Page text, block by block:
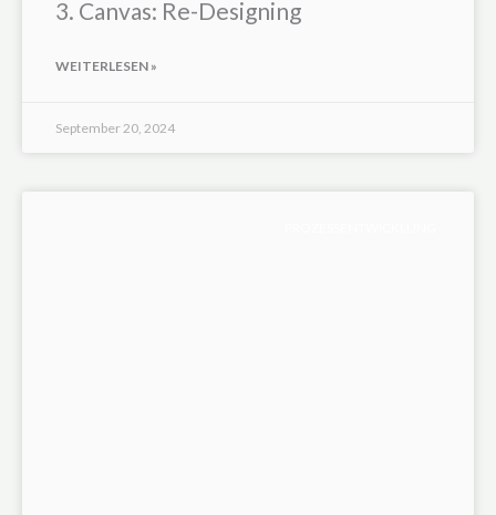
3. Canvas: Re-Designing
WEITERLESEN »
September 20, 2024